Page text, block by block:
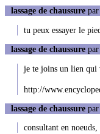
lassage de chaussure par
tu peux essayer le
lassage de chaussure par
je te joins un lien qui
http://
lassage de chaussure par
consultant en